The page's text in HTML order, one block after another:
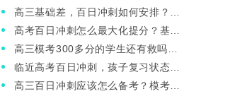
吗？有什么注意的？
高三基础差，百日冲刺如何安排？建
议去全日制的冲刺班吗？
高考百日冲刺怎么最大化提分？基础
差的学生该怎么办？
高三模考300多分的学生还有救吗？
怎么在最后百日冲刺逆袭？
临近高考百日冲刺，孩子复习状态下
滑怎么办？
高三百日冲刺应该怎么备考？模考